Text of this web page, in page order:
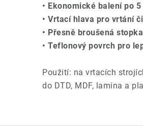
• Ekonomické balení po
• Vrtací hlava pro vrtání
• Přesně broušená
• Teflonový povrch pro
Použití: na vrtacích
do DTD, MDF, lamina a